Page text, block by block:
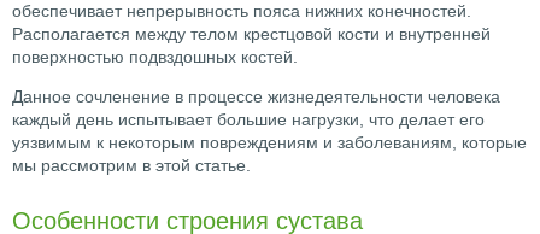
обеспечивает непрерывность пояса нижних конечностей.
Располагается между телом крестцовой кости и внутренней
поверхностью подвздошных костей.
Данное сочленение в процессе жизнедеятельности человека
каждый день испытывает большие нагрузки, что делает его
уязвимым к некоторым повреждениям и заболеваниям, которые
мы рассмотрим в этой статье.
Особенности строения сустава